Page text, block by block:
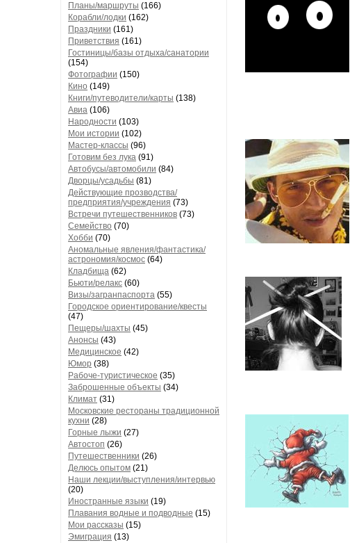
Планы/маршруты (166)
Корабли/лодки (162)
Праздники (161)
Приветствия (161)
Гостиницы/базы отдыха/санатории
(154)
Фотографии (150)
Кино (149)
Книги/путеводители/карты (138)
Авиа (106)
Народности (103)
Мои истории (102)
Мастер-классы (96)
Готовим без лука (91)
Автобусы/автомобили (84)
Дворцы/усадьбы (81)
Действующие прозводства/
предприятия/учреждения (73)
Встречи путешественников (73)
Семейство (70)
Хобби (70)
Аномальные явления/фантастика/
астрономия/космос (64)
Кладбища (62)
Бьюти/релакс (60)
Визы/загранпаспорта (55)
Городское ориентирование/квесты
(47)
Пещеры/шахты (45)
Анонсы (43)
Медицинское (42)
Юмор (38)
Рабоче-туристическое (35)
Заброшенные объекты (34)
Климат (31)
Московские рестораны традиционной
кухни (28)
Горные лыжи (27)
Автостоп (26)
Путешественники (26)
Делюсь опытом (21)
Наши лекции/выступления/интервью
(20)
Иностранные языки (19)
Плавания водные и подводные (15)
Мои рассказы (15)
Эмиграция (13)